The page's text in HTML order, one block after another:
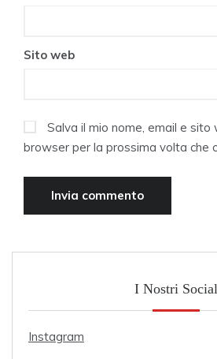
Sito web
Salva il mio nome, email e sito
browser per la prossima volta che
I Nostri Social
Instagram